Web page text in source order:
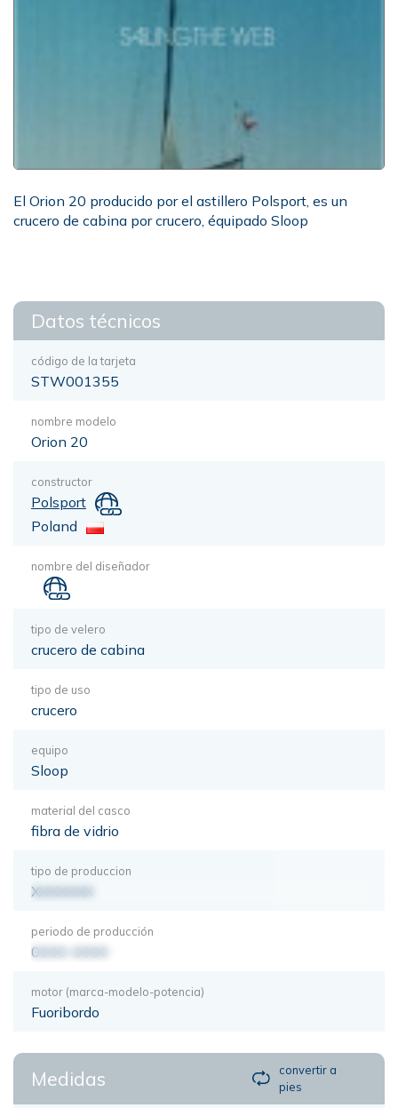
El Orion 20 producido por el astillero Polsport, es un
crucero de cabina por crucero, équipado Sloop
Datos técnicos
código de la tarjeta
STW001355
nombre modelo
Orion 20
constructor
Polsport
Poland
nombre del diseñador
tipo de velero
crucero de cabina
tipo de uso
crucero
equipo
Sloop
material del casco
fibra de vidrio
tipo de produccion
XXXXXXX
periodo de producción
0000-0000
motor (marca-modelo-potencia)
Fuoribordo
Medidas
convertir a
pies